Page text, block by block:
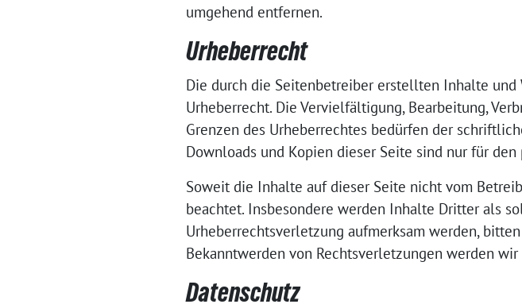
umgehend entfernen.
Urheberrecht
Die durch die Seitenbetreiber erstellten Inhalte
Urheberrecht. Die Vervielfältigung, Bearbeitung,
Grenzen des Urheberrechtes bedürfen der
Downloads und Kopien dieser Seite sind nur für
Soweit die Inhalte auf dieser Seite nicht vom
beachtet. Insbesondere werden Inhalte Dritter als
Urheberrechtsverletzung aufmerksam werden,
Bekanntwerden von Rechtsverletzungen werden
Datenschutz